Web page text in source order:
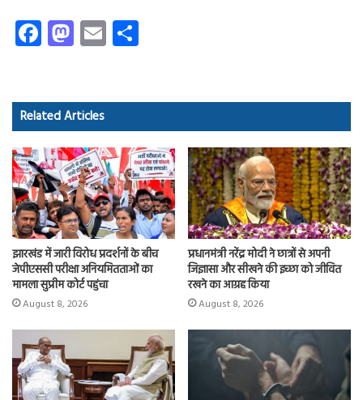
Fa
ce
o
ok
M
as
d
o
n
E
m
Related Articles
झारखंड में जारी विरोध प्रदर्शनों के बीच
जेपीएससी परीक्षा अनियमितताओं का
मामला सुप्रीम कोर्ट पहुंचा
August 8, 2026
प्रधानमंत्री नरेंद्र मोदी ने छात्रों से अपनी
जिज्ञासा और सीखने की इच्छा को जीवित
रखने का आग्रह किया
August 8, 2026